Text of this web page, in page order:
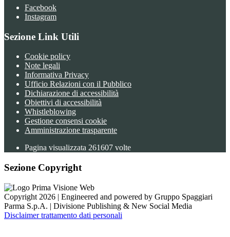
Facebook
Instagram
Sezione Link Utili
Cookie policy
Note legali
Informativa Privacy
Ufficio Relazioni con il Pubblico
Dichiarazione di accessibilità
Obiettivi di accessibilità
Whistleblowing
Gestione consensi cookie
Amministrazione trasparente
Pagina visualizzata 261607 volte
Sezione Copyright
Copyright 2026 | Engineered and powered by Gruppo Spaggiari
Parma S.p.A. | Divisione Publishing & New Social Media
Disclaimer trattamento dati personali